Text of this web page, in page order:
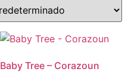
Baby Tree – Corazoun